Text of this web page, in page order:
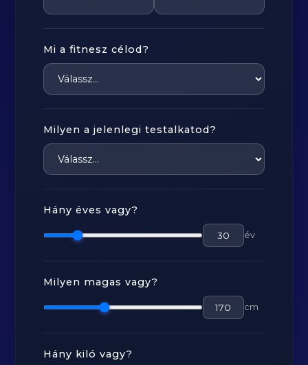
Mi a fitnesz célod?
Milyen a jelenlegi testalkatod?
Hány éves vagy?
év
Milyen magas vagy?
cm
Hány kiló vagy?